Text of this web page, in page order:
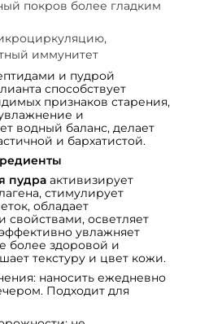
покров более гладким
иммунитет
и пудрой
способствует
признаков старения,
и
водный баланс, делает
и бархатистой.
пудра активизирует
стимулирует
обладает
осветляет
увлажняет
более здоровой и
текстуру и цвет кожи.
наносить ежедневно
Подходит для